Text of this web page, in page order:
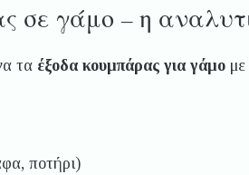
σε γάμο – η
τα έξοδα κουμπάρας για γάμο με
ποτήρι)